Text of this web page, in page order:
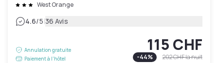
West Orange
4.6/5|36 Avis
Annulation gratuite
Paiement à l'hôtel
115 CHF
-44% 202 CHFla nuit